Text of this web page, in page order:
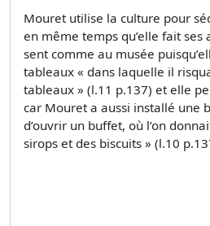
Mouret utilise la culture pour
en même temps qu’elle fait ses
sent comme au musée
tableaux « dans laquelle il
tableaux » (l.11 p.137) et elle
car Mouret a aussi installé une
d’ouvrir un buffet, où l’on
sirops et des biscuits » (l.10